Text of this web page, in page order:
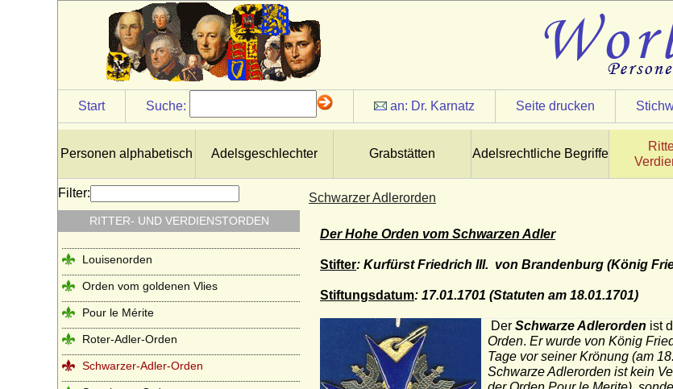
Start Suche: an: Dr. Karnatz Seite drucken
Personen alphabetisch Adelsgeschlechter Grabstätten Adelsrechtliche Begriffe
Schwarzer Adlerorden
Der Hohe Orden vom Schwarzen Adler
Stifter: Kurfürst Friedrich III. von Brandenburg (König
Stiftungsdatum: 17.01.1701 (Statuten am 18.01.1701)
Der Schwarze Adlerorden ist
Orden. Er wurde von König
Tage vor seiner Krönung (am
Schwarze Adlerorden ist kein
Filter:
RITTER- UND VERDIENSTORDEN
Louisenorden
Orden vom goldenen Vlies
Pour le Mérite
Roter-Adler-Orden
Schwarzer-Adler-Orden